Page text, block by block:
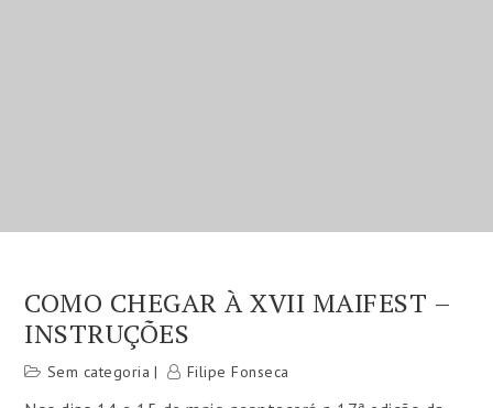
COMO CHEGAR À XVII MAIFEST –
INSTRUÇÕES
Sem categoria Filipe Fonseca